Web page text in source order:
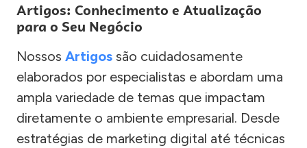
Artigos: Conhecimento e Atualização
para o Seu Negócio
Nossos Artigos são cuidadosamente
elaborados por especialistas e abordam uma
ampla variedade de temas que impactam
diretamente o ambiente empresarial. Desde
estratégias de marketing digital até técnicas